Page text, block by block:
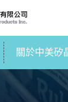
關於中美矽